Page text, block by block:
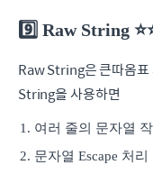
9️⃣ Raw String
Raw String은 큰따옴표
String을 사용하면
여러 줄의 문자열
문자열 Escape 처